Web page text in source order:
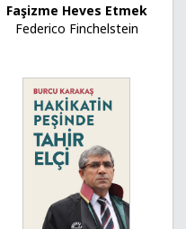
Faşizme Heves Etmek
Federico Finchelstein